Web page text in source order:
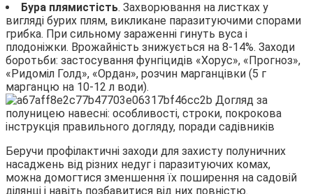
Бура плямистість. Захворювання на листках у
вигляді бурих плям, викликане паразитуючими спорами
грибка. При сильному зараженні гинуть вуса і
плодоніжки. Врожайність знижується на 8-14%. Заходи
боротьби: застосування фунгіцидів «Хорус», «Прогноз»,
«Ридоміл Голд», «Ордан», розчин марганцівки (5 г
марганцю на 10-12 л води).
Беручи профілактичні заходи для захисту полуничних
насаджень від різних недуг і паразитуючих комах,
можна домогтися зменшення їх поширення на садовій
ділянці і навіть позбавитися від них повністю.